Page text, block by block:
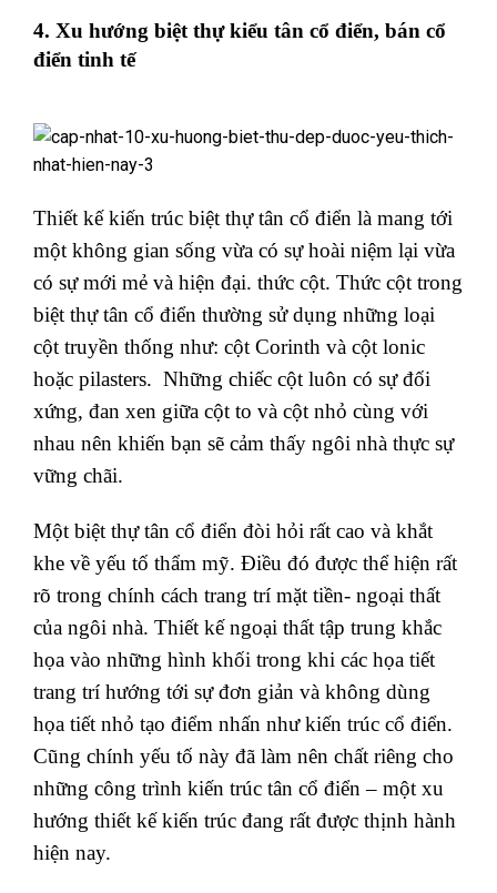
4. Xu hướng biệt thự kiểu tân cổ điển, bán cổ
điển tinh tế
Thiết kế kiến trúc biệt thự tân cổ điển là mang tới
một không gian sống vừa có sự hoài niệm lại vừa
có sự mới mẻ và hiện đại. thức cột. Thức cột trong
biệt thự tân cổ điển thường sử dụng những loại
cột truyền thống như: cột Corinth và cột lonic
hoặc pilasters. Những chiếc cột luôn có sự đối
xứng, đan xen giữa cột to và cột nhỏ cùng với
nhau nên khiến bạn sẽ cảm thấy ngôi nhà thực sự
vững chãi.
Một biệt thự tân cổ điển đòi hỏi rất cao và khắt
khe về yếu tố thẩm mỹ. Điều đó được thể hiện rất
rõ trong chính cách trang trí mặt tiền- ngoại thất
của ngôi nhà. Thiết kế ngoại thất tập trung khắc
họa vào những hình khối trong khi các họa tiết
trang trí hướng tới sự đơn giản và không dùng
họa tiết nhỏ tạo điểm nhấn như kiến trúc cổ điển.
Cũng chính yếu tố này đã làm nên chất riêng cho
những công trình kiến trúc tân cổ điển – một xu
hướng thiết kế kiến trúc đang rất được thịnh hành
hiện nay.